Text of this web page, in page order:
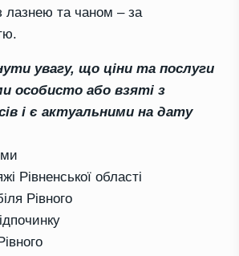
лазнею та чаном – за
увагу, що ціни та послуги
особисто або взяті з
і є актуальними на дату
Рівненської області
Рівного